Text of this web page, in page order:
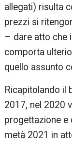
allegati) risulta
prezzi si
– dare atto che
comporta
quello assunto
Ricapitolando il
2017, nel 2020
progettazione e
metà 2021 in